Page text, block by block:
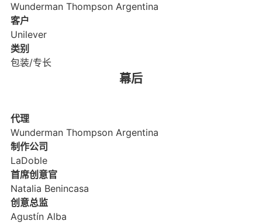
Wunderman Thompson Argentina
客户
Unilever
类别
包装/专长
幕后
代理
Wunderman Thompson Argentina
制作公司
LaDoble
首席创意官
Natalia Benincasa
创意总监
Agustín Alba